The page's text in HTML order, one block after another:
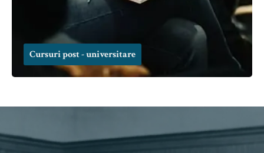
Cursuri post - universitare